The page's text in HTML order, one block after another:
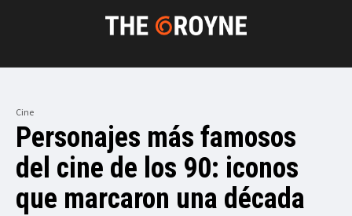
Cine
Personajes más famosos
del cine de los 90: iconos
que marcaron una década